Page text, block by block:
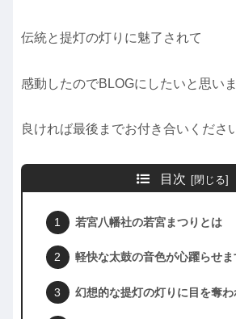
伝統と提灯の灯りに魅了されて
感動したのでBLOGにしたいと思いま
良ければ最後までお付き合いくださ
目次
若宮八幡社の若宮まつりとは
軽快な太鼓の音色が心躍らせま
幻想的な提灯の灯りに目を奪わ